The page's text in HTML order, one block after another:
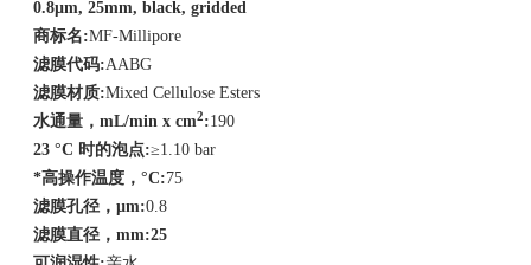
0.8µm, 25mm, black, gridded
商标名:MF-Millipore
滤膜代码:AABG
滤膜材质:Mixed Cellulose Esters
水通量， mL/min x cm2:190
23 °C 时的泡点:≥1.10 bar
*高操作温度， °C:75
滤膜孔径， µm:0.8
滤膜直径， mm:25